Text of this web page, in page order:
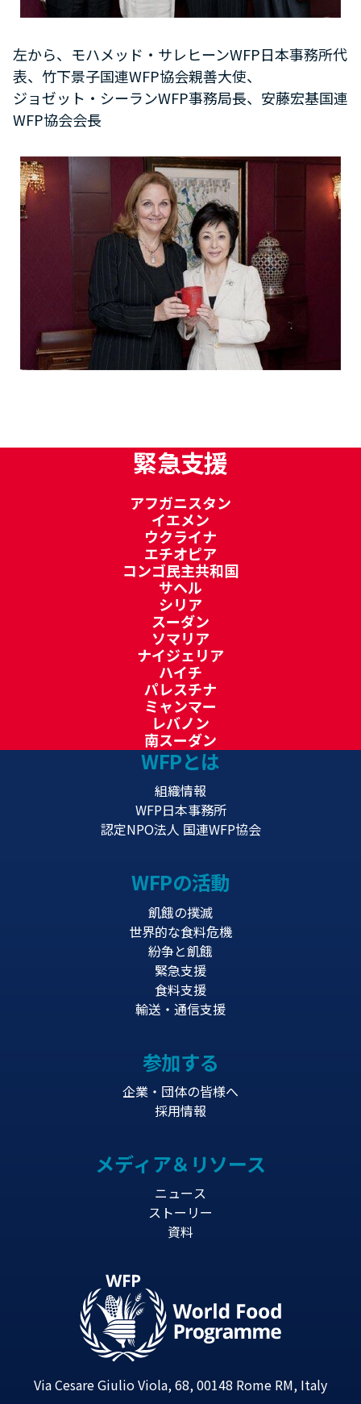
左から、モハメッド・サレヒーンWFP日本事務所代
表、竹下景子国連WFP協会親善大使、
ジョゼット・シーランWFP事務局長、安藤宏基国連
WFP協会会長
緊急支援
アフガニスタン
イエメン
ウクライナ
エチオピア
コンゴ民主共和国
サヘル
シリア
スーダン
ソマリア
ナイジェリア
ハイチ
パレスチナ
ミャンマー
レバノン
南スーダン
WFPとは
組織情報
WFP日本事務所
認定NPO法人 国連WFP協会
WFPの活動
飢餓の撲滅
世界的な食料危機
紛争と飢餓
緊急支援
食料支援
輸送・通信支援
参加する
企業・団体の皆様へ
採用情報
メディア＆リソース
ニュース
ストーリー
資料
Via Cesare Giulio Viola, 68, 00148 Rome RM, Italy